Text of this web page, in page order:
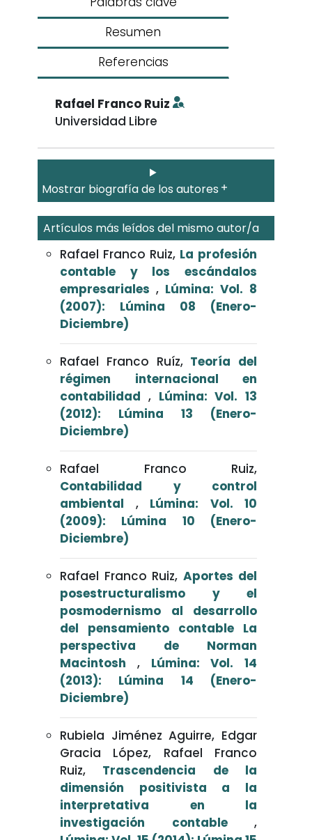
Resumen
Referencias
Rafael Franco Ruiz
Universidad Libre
Mostrar biografía de los autores
Artículos más leídos del mismo autor/a
Rafael Franco Ruiz, La profesión
contable y los escándalos
empresariales , Lúmina: Vol. 8
(2007): Lúmina 08 (Enero-
Diciembre)
Rafael Franco Ruíz, Teoría del
régimen internacional en
contabilidad , Lúmina: Vol. 13
(2012): Lúmina 13 (Enero-
Diciembre)
Rafael Franco Ruiz,
Contabilidad y control
ambiental , Lúmina: Vol. 10
(2009): Lúmina 10 (Enero-
Diciembre)
Rafael Franco Ruiz, Aportes del
posestructuralismo y el
posmodernismo al desarrollo
del pensamiento contable La
perspectiva de Norman
Macintosh , Lúmina: Vol. 14
(2013): Lúmina 14 (Enero-
Diciembre)
Rubiela Jiménez Aguirre, Edgar
Gracia López, Rafael Franco
Ruiz, Trascendencia de la
dimensión positivista a la
interpretativa en la
investigación contable ,